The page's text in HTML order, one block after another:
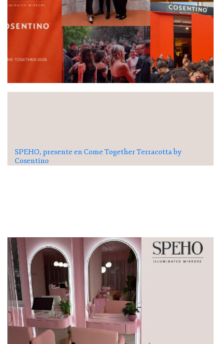
SPEHO, presente en Come Together Terracotta by
Cosentino